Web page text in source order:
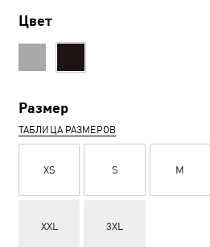
Цвет
Размер
ТАБЛИЦА РАЗМЕРОВ
XS S M
XXL 3XL